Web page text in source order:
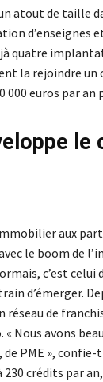
atout de taille
d’enseignes
quatre
la rejoindre un
000 euros par an
le
aux
le boom de
c’est celui
d’émerger.
réseau de
Nous avons
PME »,
crédits par